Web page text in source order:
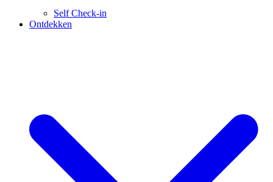
Self Check-in
Ontdekken